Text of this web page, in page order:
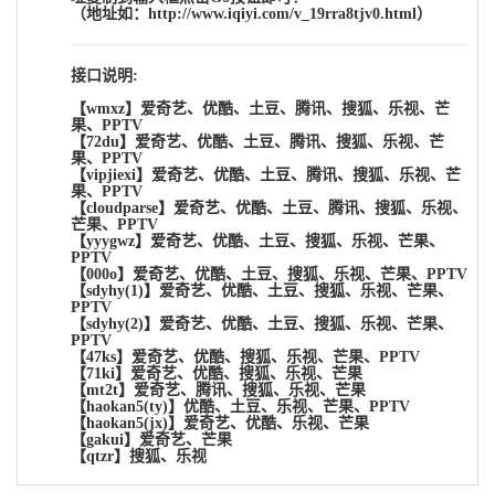
（地址如：http://www.iqiyi.com/v_19rra8tjv0.html）
接口说明:
【wmxz】爱奇艺、优酷、土豆、腾讯、搜狐、乐视、芒
果、PPTV
【72du】爱奇艺、优酷、土豆、腾讯、搜狐、乐视、芒
果、PPTV
【vipjiexi】爱奇艺、优酷、土豆、腾讯、搜狐、乐视、芒
果、PPTV
【cloudparse】爱奇艺、优酷、土豆、腾讯、搜狐、乐视、
芒果、PPTV
【yyygwz】爱奇艺、优酷、土豆、搜狐、乐视、芒果、
PPTV
【000o】爱奇艺、优酷、土豆、搜狐、乐视、芒果、PPTV
【sdyhy(1)】爱奇艺、优酷、土豆、搜狐、乐视、芒果、
PPTV
【sdyhy(2)】爱奇艺、优酷、土豆、搜狐、乐视、芒果、
PPTV
【47ks】爱奇艺、优酷、搜狐、乐视、芒果、PPTV
【71ki】爱奇艺、优酷、搜狐、乐视、芒果
【mt2t】爱奇艺、腾讯、搜狐、乐视、芒果
【haokan5(ty)】优酷、土豆、乐视、芒果、PPTV
【haokan5(jx)】爱奇艺、优酷、乐视、芒果
【gakui】爱奇艺、芒果
【qtzr】搜狐、乐视